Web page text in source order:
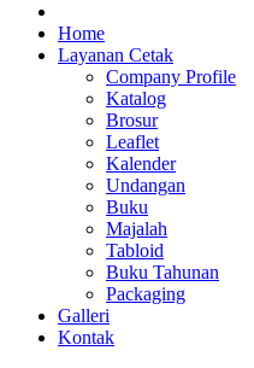
Jasa Cetak Online DMG Printing
Home
Layanan Cetak
Company Profile
Katalog
Brosur
Leaflet
Kalender
Undangan
Buku
Majalah
Tabloid
Buku Tahunan
Packaging
Galleri
Kontak